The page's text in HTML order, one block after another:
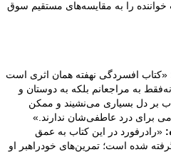
را به مقایسه‌های مستقیم سوق
«کتاب افسردگی نهفته همان اثری است
به مراجعانم بلکه به دوستان و
بر دل بسیاری می‌نشیند و ممکن
برای درد عاطفی‌شان ندارند.»
«رادرفورد در این کتاب به عمق
شده است؛ تمرین‌های خودراهبر او